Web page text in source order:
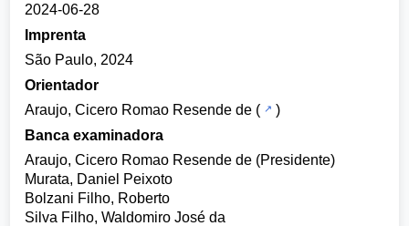
2024-06-28
Imprenta
São Paulo, 2024
Orientador
Araujo, Cicero Romao Resende de (
)
Banca examinadora
Araujo, Cicero Romao Resende de (Presidente)
Murata, Daniel Peixoto
Bolzani Filho, Roberto
Silva Filho, Waldomiro José da